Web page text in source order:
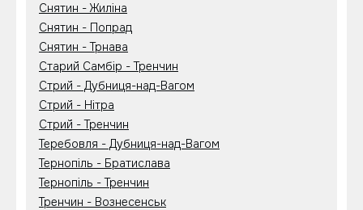
Снятин - Жиліна
Снятин - Попрад
Снятин - Трнава
Старий Самбір - Тренчин
Стрий - Дубниця-над-Вагом
Стрий - Нітра
Стрий - Тренчин
Теребовля - Дубниця-над-Вагом
Тернопіль - Братислава
Тернопіль - Тренчин
Тренчин - Вознесенськ